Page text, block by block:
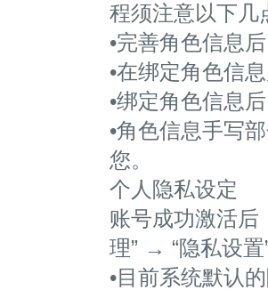
程须注意以下几
•完善角色信息
•在绑定角色信
•绑定角色信息
•角色信息手写
您。
个人隐私设定
账号成功激活后
理” → “隐私设
•目前系统默认